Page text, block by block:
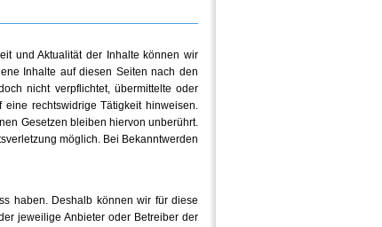
und Aktualität der Inhalte können wir
Inhalte auf diesen Seiten nach den
nicht verpflichtet, übermittelte oder
rechtswidrige Tätigkeit hinweisen.
Gesetzen bleiben hiervon unberührt.
möglich. Bei Bekanntwerden
haben. Deshalb können wir für diese
jeweilige Anbieter oder Betreiber der